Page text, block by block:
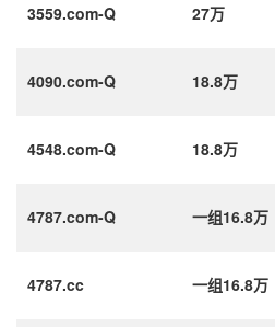
3559.com-Q 27万
4090.com-Q 18.8万
4548.com-Q 18.8万
4787.com-Q 一组16.8万
4787.cc 一组16.8万